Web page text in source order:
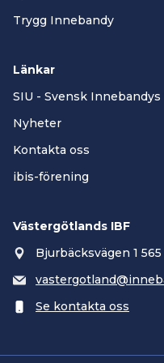
Trygg Innebandy
Länkar
SIU - Svensk
Nyheter
Kontakta oss
ibis-förening
Västergötlands IBF
Bjurbäcksvägen 1
Se kontakta oss